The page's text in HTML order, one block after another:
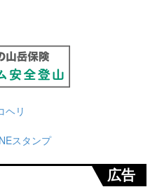
広告